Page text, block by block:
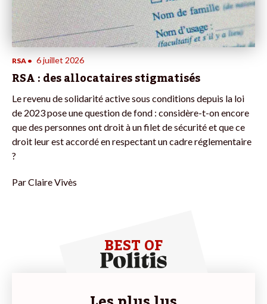
RSA • 6 juillet 2026
RSA : des allocataires stigmatisés
Le revenu de solidarité active sous conditions depuis la loi
de 2023 pose une question de fond : considère-t-on encore
que des personnes ont droit à un filet de sécurité et que ce
droit leur est accordé en respectant un cadre réglementaire
?
ParClaire Vivès
BEST OF